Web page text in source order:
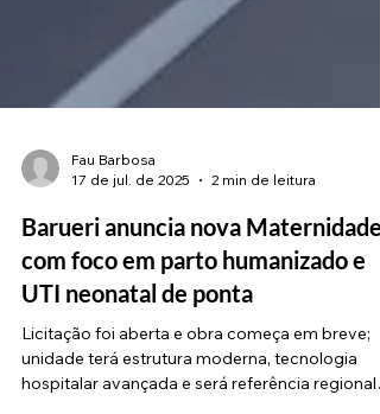
Fau Barbosa
17 de jul. de 2025
2 min de leitura
Barueri anuncia nova Maternidade
com foco em parto humanizado e
UTI neonatal de ponta
Licitação foi aberta e obra começa em breve;